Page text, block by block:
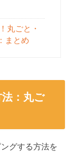
丸ごと・
まとめ
：丸ご
グする方法を